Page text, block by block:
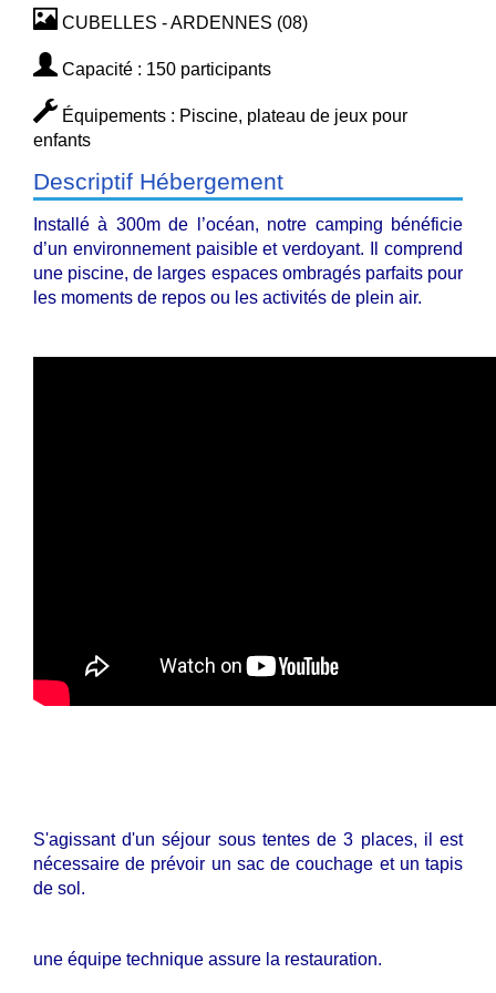
CUBELLES - ARDENNES (08)
Capacité : 150 participants
Équipements : Piscine, plateau de jeux pour
enfants
Descriptif Hébergement
Installé à 300m de l’océan, notre camping bénéficie
d’un environnement paisible et verdoyant. Il comprend
une piscine, de larges espaces ombragés parfaits pour
les moments de repos ou les activités de plein air.
S'agissant d'un séjour sous tentes de 3 places, il est
nécessaire de prévoir un sac de couchage et un tapis
de sol.
une équipe technique assure la restauration.